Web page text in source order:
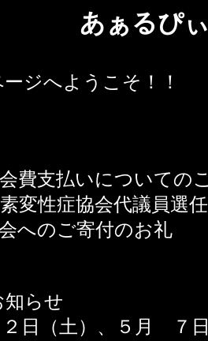
あぁるぴ
ジへようこそ！！
費支払いについての
変性症協会代議員選
へのご寄付のお礼
らせ
（土）、５月 ７日